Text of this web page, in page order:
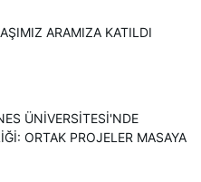
ARAMIZA KATILDI
ÜNİVERSİTESİ'NDE
ORTAK PROJELER MASAYA